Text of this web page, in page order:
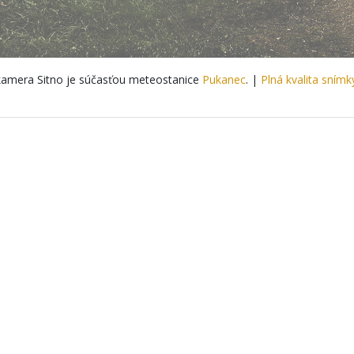
Sitno je súčasťou meteostanice Pukanec. | Plná kvalita